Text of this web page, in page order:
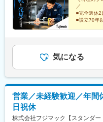
駅、甘木駅(甘木鉄道線)
里駅、沼部駅、御徒町駅
立川北駅、日本大通り駅
駅、河内永和駅、大小路
町駅(広島県)、西川緑道
辺通駅、西鉄二日市駅、
見ノ里駅、岸和田駅、泉
里中央駅(北大阪急行)、
道駅、藤井寺駅、新石切
(京都府)、長岡京駅、亀
府)、新田辺駅、稲荷町
(広島県)、三次駅、海田
駅、鴨島駅、穴吹駅、阿
駅、宇和島駅、伊予三島
北伊予駅、筑前前原駅、
香川県／徳島県／愛媛県
九州市）／佐賀県／長崎
／沖縄県※転勤は必ず相談
場完備）※受動喫煙対策
駅、越後石山駅、豊津駅(
岬駅、亀山駅(兵庫県)、
駅、備前西市駅、周防下
駅、大橋駅(福岡県)、競
駅、西松本駅、田原町駅(
坂駅、竹田駅(京都府)、
／
■完全週休2
■設立70年
高級ホテ
品質と機能
気になる
営業／未経験歓迎／年間
日祝休
株式会社フジマック【スタンダー